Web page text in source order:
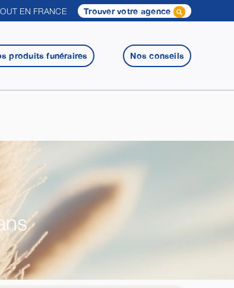
EN FRANCE Trouver votre agence
produits funéraires Nos conseils